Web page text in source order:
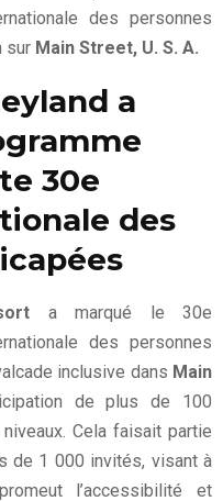
des personnes
sur Main Street, U. S. A.
a
30e
des
a marqué le 30e
des personnes
inclusive dans Main
de plus de 100
Cela faisait partie
de 1 000 invités, visant à
l’accessibilité et